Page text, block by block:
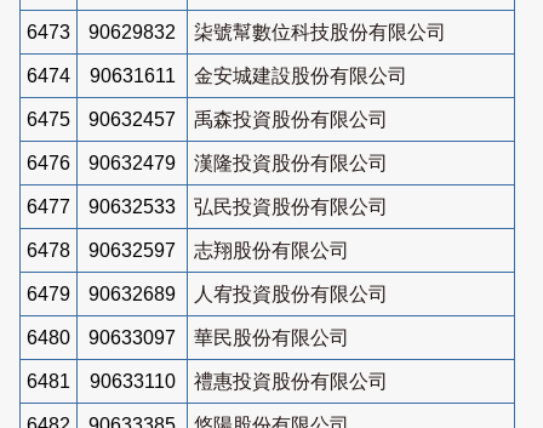
6473 90629832 柒號幫數位科技股份有限公司
6474 90631611 金安城建設股份有限公司
6475 90632457 禹森投資股份有限公司
6476 90632479 漢隆投資股份有限公司
6477 90632533 弘民投資股份有限公司
6478 90632597 志翔股份有限公司
6479 90632689 人宥投資股份有限公司
6480 90633097 華民股份有限公司
6481 90633110 禮惠投資股份有限公司